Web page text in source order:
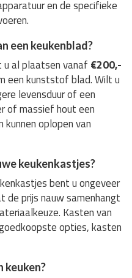
en de specifieke
een keukenblad?
u al plaatsen vanaf €200,-
een kunststof blad. Wilt u
levensduur of een
of massief hout een
oplopen van
keukenkastjes?
bent u ongeveer
prijs nauw samenhangt
Kasten van
opties, kasten
keuken?